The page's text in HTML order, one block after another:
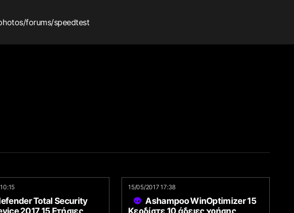
/forums/speedtest
Total Security
2017 15 Ετήσιες
15/05/2017 17:38
Ashampoo WinOptimizer 15
Κερδίστε 10 άδειες χρήσης